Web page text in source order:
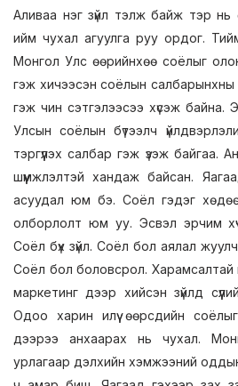
Аливаа нэг зүйл тэлж байж тэр нь
ийм чухал агуулга руу ордог.
Монгол Улс өөрийнхөө соёлыг олон
гэж хичээсэн соёлын салбарынхны
гэж чин сэтгэлээсээ хүсэж байна.
Улсын соёлын бүтээлч
тэргүүлэх салбар гэж үзэж байгаа.
шүүмжлэлтэй хандаж байсан.
асуудал юм бэ. Соёл гэдэг
олборлолт юм уу. Эсвэл эрчим
Соёл бүх зүйл. Соёл бол аялал
Соёл бол боловсрол.
маркетинг дээр хийсэн зүйлд
Одоо харин илүү өөрсдийн соёлыг
дээрээ анхаарах нь чухал.
урлагаар дэлхийн хэмжээний